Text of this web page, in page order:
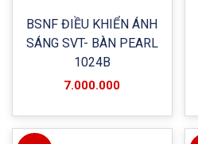
BSNF ĐIỀU KHIỂN ÁNH
SÁNG SVT- BÀN PEARL
1024B
7.000.000